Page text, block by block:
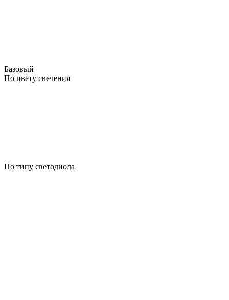
Базовый
По цвету свечения
По типу светодиода